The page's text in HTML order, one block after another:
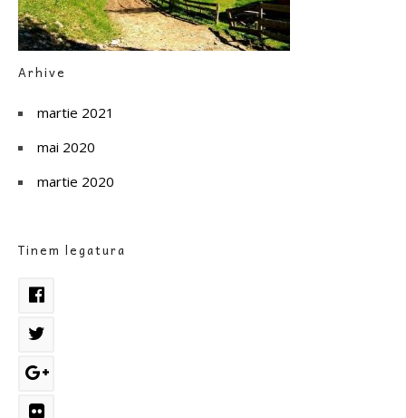
Arhive
martie 2021
mai 2020
martie 2020
Tinem legatura